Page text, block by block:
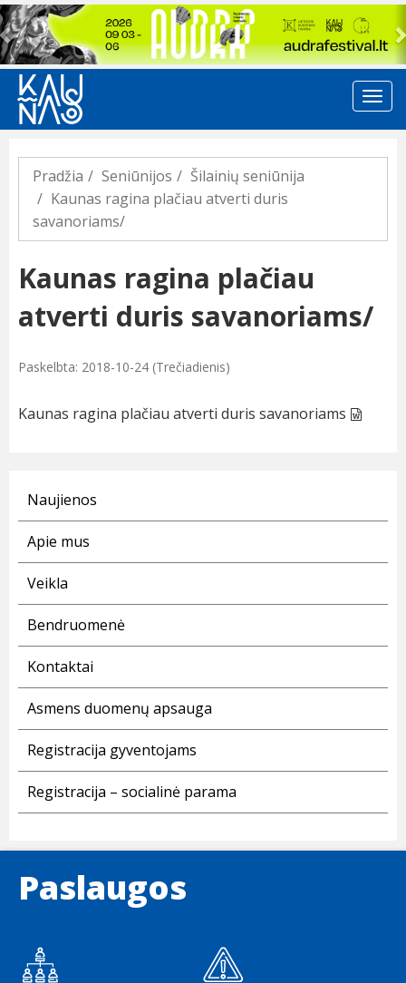
Previous
Pradžia Seniūnijos
Šilainių seniūnija
Kaunas ragina plačiau atverti duris
savanoriams/
Kaunas ragina plačiau
atverti duris savanoriams/
Paskelbta: 2018-10-24 (Trečiadienis)
Kaunas ragina plačiau atverti duris savanoriams
Naujienos
Apie mus
Veikla
Bendruomenė
Kontaktai
Asmens duomenų apsauga
Registracija gyventojams
Registracija – socialinė parama
Paslaugos